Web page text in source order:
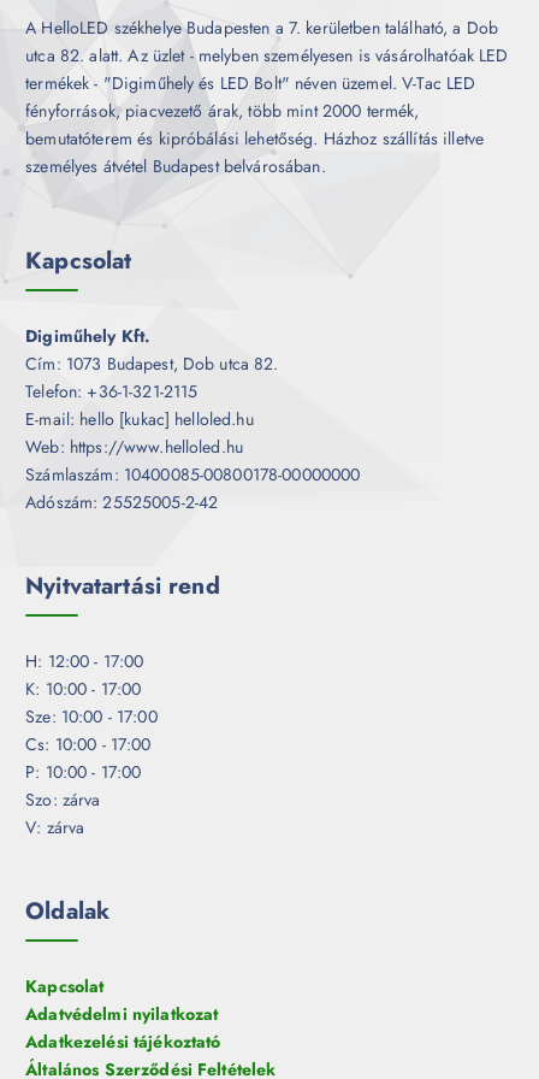
A HelloLED székhelye Budapesten a 7. kerületben található, a Dob
utca 82. alatt. Az üzlet - melyben személyesen is vásárolhatóak LED
termékek - "Digiműhely és LED Bolt" néven üzemel. V-Tac LED
fényforrások, piacvezető árak, több mint 2000 termék,
bemutatóterem és kipróbálási lehetőség. Házhoz szállítás illetve
személyes átvétel Budapest belvárosában.
Kapcsolat
Digiműhely Kft.
Cím: 1073 Budapest, Dob utca 82.
Telefon: +36-1-321-2115
E-mail: hello [kukac] helloled.hu
Web: https://www.helloled.hu
Számlaszám: 10400085-00800178-00000000
Adószám: 25525005-2-42
Nyitvatartási rend
H: 12:00 - 17:00
K: 10:00 - 17:00
Sze: 10:00 - 17:00
Cs: 10:00 - 17:00
P: 10:00 - 17:00
Szo: zárva
V: zárva
Oldalak
Kapcsolat
Adatvédelmi nyilatkozat
Adatkezelési tájékoztató
Általános Szerződési Feltételek